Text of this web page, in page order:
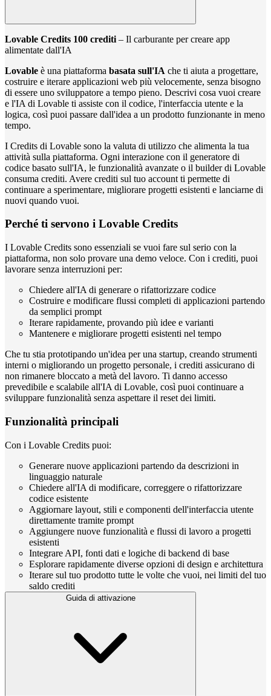
Lovable Credits 100 crediti – Il carburante per creare app
alimentate dall'IA
Lovable è una piattaforma basata sull'IA che ti aiuta a progettare,
costruire e iterare applicazioni web più velocemente, senza bisogno
di essere uno sviluppatore a tempo pieno. Descrivi cosa vuoi creare
e l'IA di Lovable ti assiste con il codice, l'interfaccia utente e la
logica, così puoi passare dall'idea a un prodotto funzionante in meno
tempo.
I Credits di Lovable sono la valuta di utilizzo che alimenta la tua
attività sulla piattaforma. Ogni interazione con il generatore di
codice basato sull'IA, le funzionalità avanzate o il builder di Lovable
consuma crediti. Avere crediti sul tuo account ti permette di
continuare a sperimentare, migliorare progetti esistenti e lanciarne di
nuovi quando vuoi.
Perché ti servono i Lovable Credits
I Lovable Credits sono essenziali se vuoi fare sul serio con la
piattaforma, non solo provare una demo veloce. Con i crediti, puoi
lavorare senza interruzioni per:
Chiedere all'IA di generare o rifattorizzare codice
Costruire e modificare flussi completi di applicazioni partendo
da semplici prompt
Iterare rapidamente, provando più idee e varianti
Mantenere e migliorare progetti esistenti nel tempo
Che tu stia prototipando un'idea per una startup, creando strumenti
interni o migliorando un progetto personale, i crediti assicurano di
non rimanere bloccato a metà del lavoro. Ti danno accesso
prevedibile e scalabile all'IA di Lovable, così puoi continuare a
sviluppare funzionalità senza aspettare il reset dei limiti.
Funzionalità principali
Con i Lovable Credits puoi:
Generare nuove applicazioni partendo da descrizioni in
linguaggio naturale
Chiedere all'IA di modificare, correggere o rifattorizzare
codice esistente
Aggiornare layout, stili e componenti dell'interfaccia utente
direttamente tramite prompt
Aggiungere nuove funzionalità e flussi di lavoro a progetti
esistenti
Integrare API, fonti dati e logiche di backend di base
Esplorare rapidamente diverse opzioni di design e architettura
Iterare sul tuo prodotto tutte le volte che vuoi, nei limiti del tuo
saldo crediti
Guida di attivazione